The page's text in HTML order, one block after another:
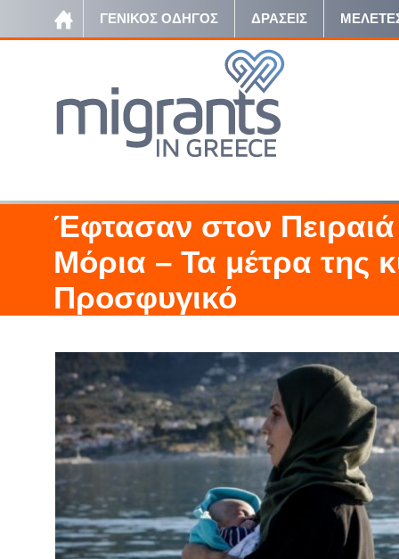
ΓΕΝΙΚΟΣ ΟΔΗΓΟΣ ΔΡΑΣΕΙΣ
Έφτασαν στον
Μόρια – Τα μέτρα της
Προσφυγικό